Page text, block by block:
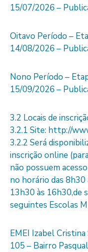
15/07/2026 –
Oitavo Período –
14/08/2026 –
Nono Período –
15/09/2026 –
3.2 Locais de
3.2.1 Site: http://
3.2.2 Será
inscrição online
não possuem
no horário das 8h30
13h30 às 16h30,de
seguintes Escolas
EMEI Izabel Cristina
105 – Bairro